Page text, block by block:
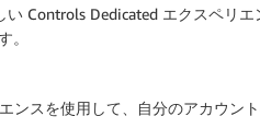
Controls Dedicated エクスペリエ
。
ンスを使用して、自分のアカウン